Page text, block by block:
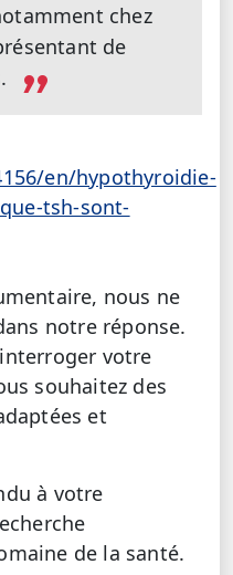
chez
de
en/hypothyroidie-
tsh-sont-
nous ne
notre réponse.
votre
souhaitez des
et
à votre
de la santé.